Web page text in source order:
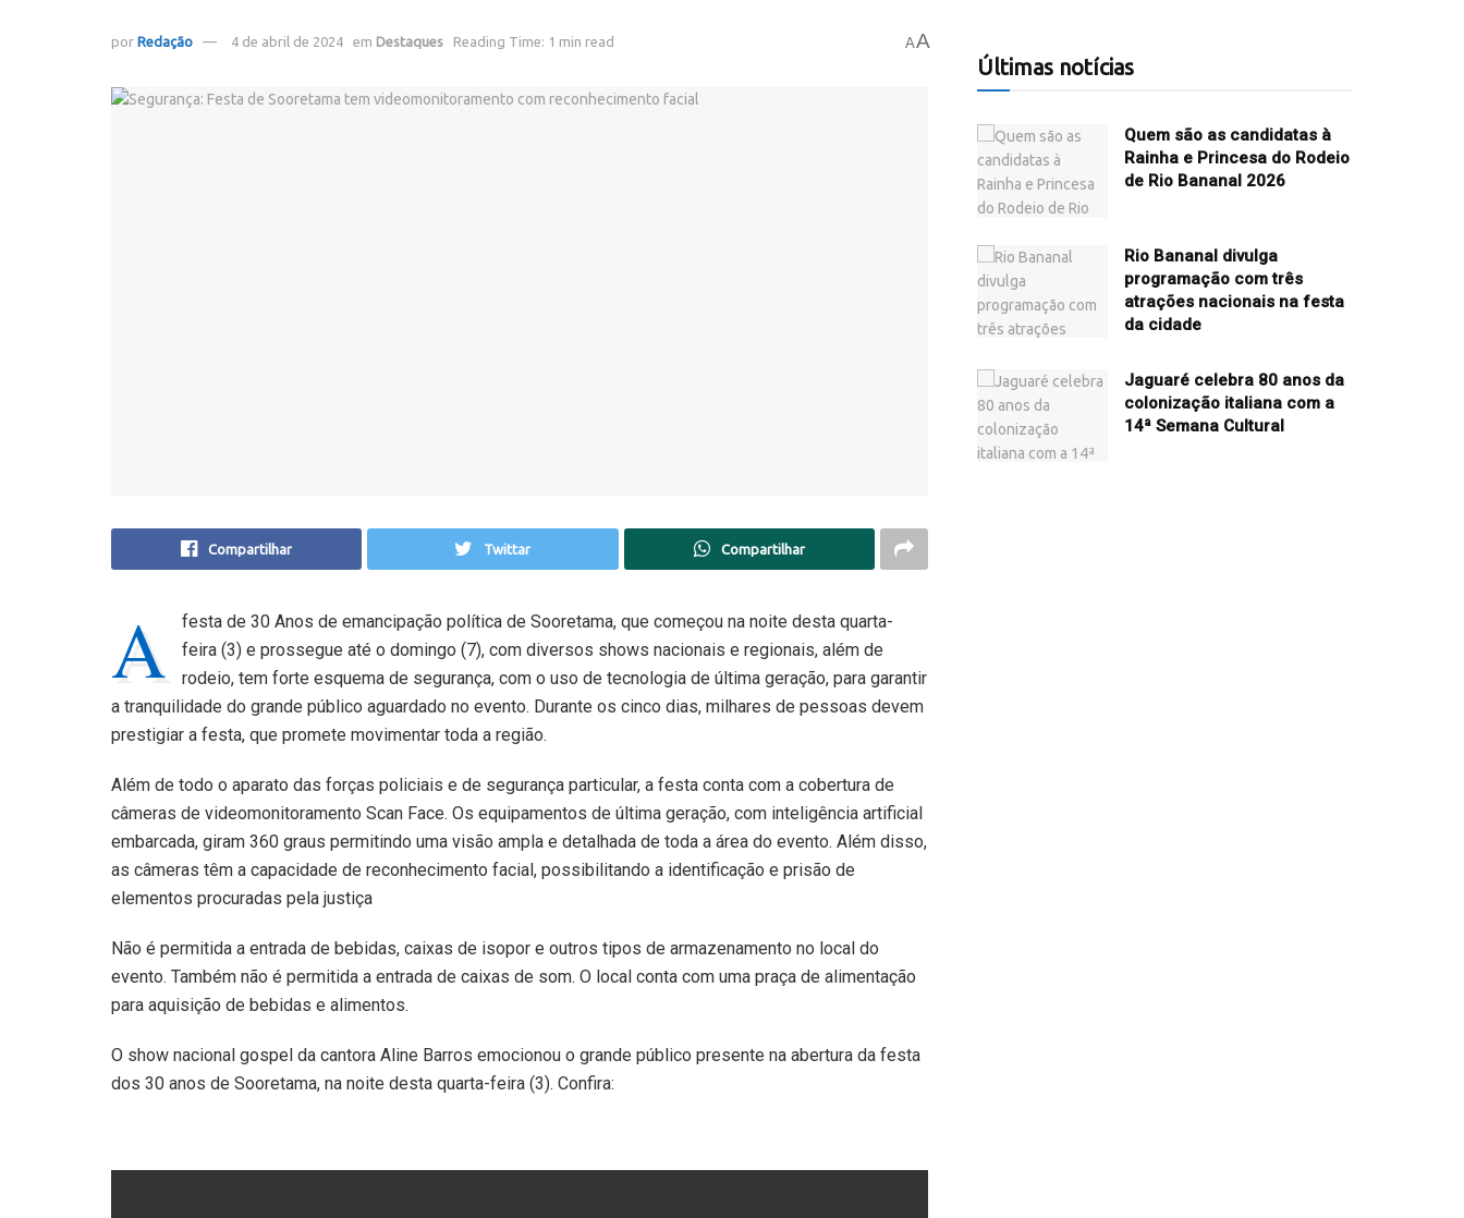
por Redação 4 de abril de 2024 em Destaques Reading Time: 1 min read AA
Compartilhar Twittar Compartilhar
A
festa de 30 Anos de emancipação política de Sooretama, que começou na noite desta quarta-
feira (3) e prossegue até o domingo (7), com diversos shows nacionais e regionais, além de
rodeio, tem forte esquema de segurança, com o uso de tecnologia de última geração, para garantir
a tranquilidade do grande público aguardado no evento. Durante os cinco dias, milhares de pessoas devem
prestigiar a festa, que promete movimentar toda a região.
Além de todo o aparato das forças policiais e de segurança particular, a festa conta com a cobertura de
câmeras de videomonitoramento Scan Face. Os equipamentos de última geração, com inteligência artificial
embarcada, giram 360 graus permitindo uma visão ampla e detalhada de toda a área do evento. Além disso,
as câmeras têm a capacidade de reconhecimento facial, possibilitando a identificação e prisão de
elementos procuradas pela justiça
Não é permitida a entrada de bebidas, caixas de isopor e outros tipos de armazenamento no local do
evento. Também não é permitida a entrada de caixas de som. O local conta com uma praça de alimentação
para aquisição de bebidas e alimentos.
O show nacional gospel da cantora Aline Barros emocionou o grande público presente na abertura da festa
dos 30 anos de Sooretama, na noite desta quarta-feira (3). Confira:
Últimas notícias
Quem são as candidatas à
Rainha e Princesa do Rodeio
de Rio Bananal 2026
Rio Bananal divulga
programação com três
atrações nacionais na festa
da cidade
Jaguaré celebra 80 anos da
colonização italiana com a
14ª Semana Cultural